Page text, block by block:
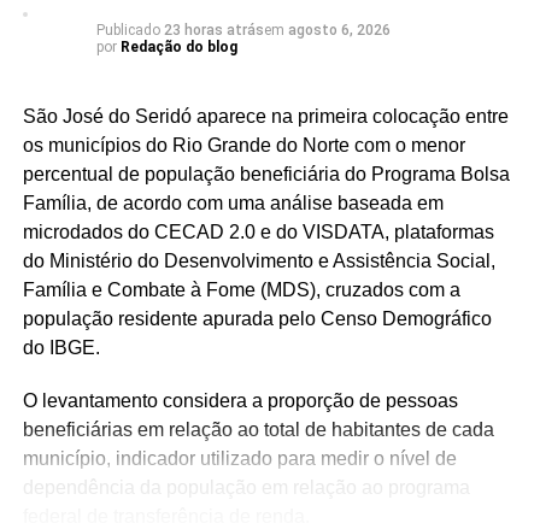
Publicado 23 horas atrásem agosto 6, 2026
por Redação do blog
São José do Seridó aparece na primeira colocação entre
os municípios do Rio Grande do Norte com o menor
percentual de população beneficiária do Programa Bolsa
Família, de acordo com uma análise baseada em
microdados do CECAD 2.0 e do VISDATA, plataformas
do Ministério do Desenvolvimento e Assistência Social,
Família e Combate à Fome (MDS), cruzados com a
população residente apurada pelo Censo Demográfico
do IBGE.
O levantamento considera a proporção de pessoas
beneficiárias em relação ao total de habitantes de cada
município, indicador utilizado para medir o nível de
dependência da população em relação ao programa